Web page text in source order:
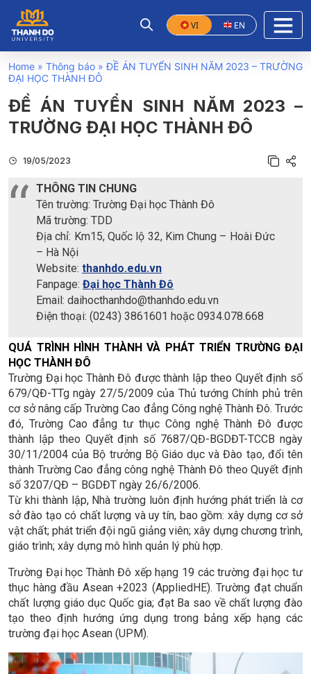
VI EN
Home »Thông báo »ĐỀ ÁN TUYỂN SINH NĂM 2023 – TRƯỜNG
ĐẠI HỌC THÀNH ĐÔ
ĐỀ ÁN TUYỂN SINH NĂM 2023 –
TRƯỜNG ĐẠI HỌC THÀNH ĐÔ
19/05/2023
THÔNG TIN CHUNG
Tên trường: Trường Đại học Thành Đô
Mã trường: TDD
Địa chỉ: Km15, Quốc lộ 32, Kim Chung – Hoài Đức
– Hà Nội
Website: thanhdo.edu.vn
Fanpage: Đại học Thành Đô
Email: daihocthanhdo@thanhdo.edu.vn
Điện thoại: (0243) 3861601 hoặc 0934.078.668
QUÁ TRÌNH HÌNH THÀNH VÀ PHÁT TRIỂN TRƯỜNG ĐẠI
HỌC THÀNH ĐÔ
Trường Đại học Thành Đô được thành lập theo Quyết định số
679/QĐ-TTg ngày 27/5/2009 của Thủ tướng Chính phủ trên
cơ sở nâng cấp Trường Cao đẳng Công nghệ Thành Đô. Trước
đó, Trường Cao đẳng tư thục Công nghệ Thành Đô được
thành lập theo Quyết định số 7687/QĐ-BGDĐT-TCCB ngày
30/11/2004 của Bộ trưởng Bộ Giáo dục và Đào tạo, đổi tên
thành Trường Cao đẳng công nghệ Thành Đô theo Quyết định
số 3207/QĐ – BGDĐT ngày 26/6/2006.
Từ khi thành lập, Nhà trường luôn định hướng phát triển là cơ
sở đào tạo có chất lượng và uy tín, bao gồm: xây dựng cơ sở
vật chất; phát triển đội ngũ giảng viên; xây dựng chương trình,
giáo trình; xây dựng mô hình quản lý phù hợp.
Trường Đại học Thành Đô xếp hạng 19 các trường đại học tư
thục hàng đầu Asean +2023 (AppliedHE). Trường đạt chuẩn
chất lượng giáo dục Quốc gia; đạt Ba sao về chất lượng đào
tạo theo định hướng ứng dụng trong bảng xếp hạng các
trường đại học Asean (UPM).